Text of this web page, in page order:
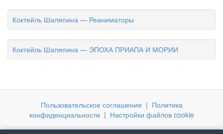
Коктейль Шаляпина — Реаниматоры
Коктейль Шаляпина — ЭПОХА ПРИАПА И МОРИИ
Пользовательское соглашение | Политика
конфиденциальности | Настройки файлов cookie